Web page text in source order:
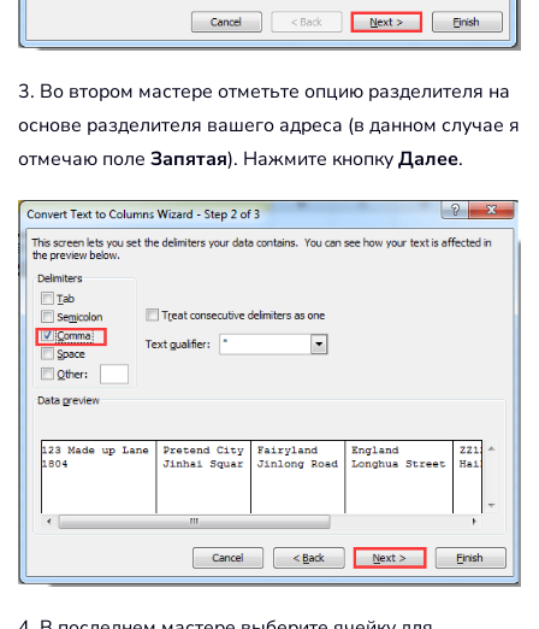
3. Во втором мастере отметьте опцию разделителя на
основе разделителя вашего адреса (в данном случае я
отмечаю поле Запятая). Нажмите кнопкуДалее.